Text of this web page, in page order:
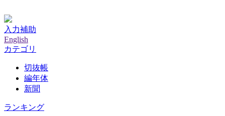
入力補助
English
カテゴリ
切抜帳
編年体
新聞
ランキング